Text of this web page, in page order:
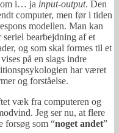
i… ja input-output. Den
computer, men før i tiden
modellen. Man kan
seriel bearbejdning af et
og som skal formes til et
på en slags indre
har været
og forståelse.
væk fra computeren og
Jeg ser nu, at flere
forsøg som “noget andet”